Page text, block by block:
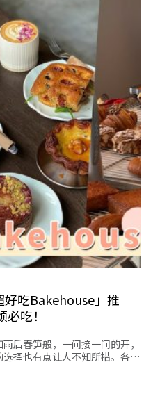
好吃Bakehouse」推
吃！
后春笋般，一间接一间的开，
选择也有点让人不知所措。各…